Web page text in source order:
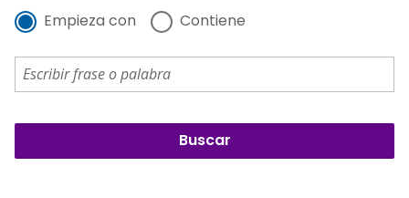
Empieza con Contiene